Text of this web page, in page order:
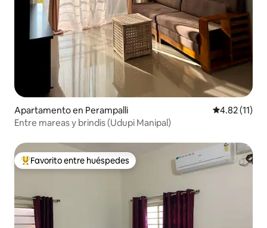
Apartamento en Perampalli Calificación
4.82 (11)
Entre mareas y brindis (Udupi Manipal)
Favorito entre huéspedes preferido
Favorito entre huéspedes